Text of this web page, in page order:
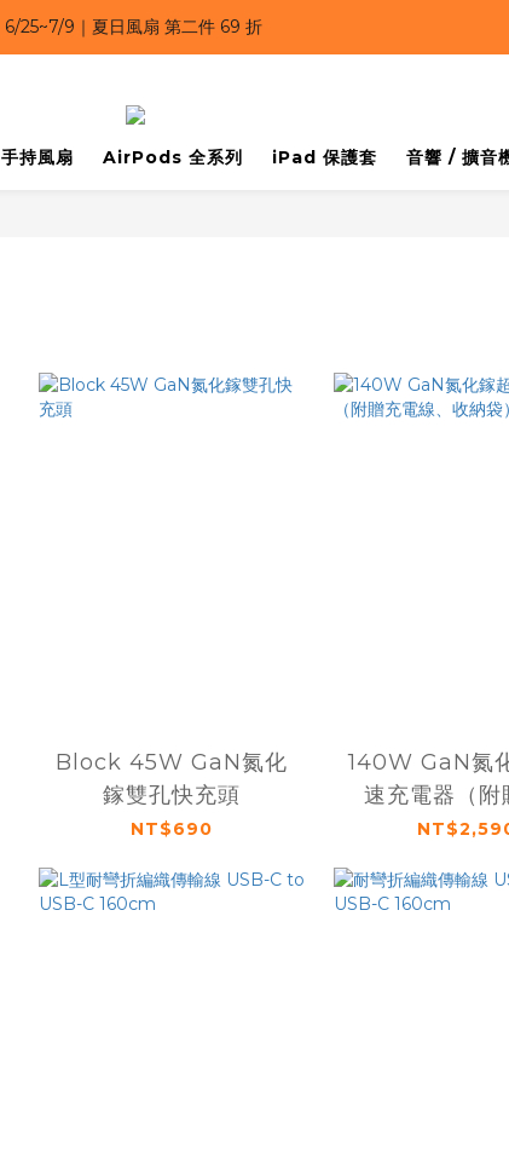
6/25~7/9｜夏日風扇 第二件 69 折
6/25~7/9｜夏日風扇 第二件 69 折
手持風扇 AirPods 全系列 iPad 保護套 音響 / 擴音
Block 45W GaN氮化
鎵雙孔快充頭
NT$690
140W GaN氮
速充電器（附
線、收納袋